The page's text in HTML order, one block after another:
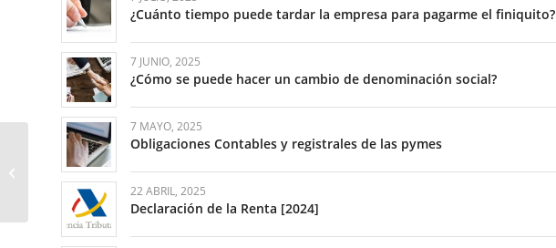
¿Cuánto tiempo puede tardar la empresa para pagarme el finiquito?
7 JUNIO, 2025
¿Cómo se puede hacer un cambio de denominación social?
7 MAYO, 2025
Obligaciones Contables y registrales de las pymes
22 ABRIL, 2025
Declaración de la Renta [2024]
A partir del 12 de mayo,
¡hay que fichar!